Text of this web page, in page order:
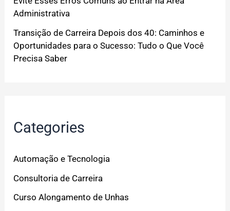
Administrativa
Transição de Carreira Depois dos 40: Caminhos e
Oportunidades para o Sucesso: Tudo o Que Você
Precisa Saber
Categories
Automação e Tecnologia
Consultoria de Carreira
Curso Alongamento de Unhas